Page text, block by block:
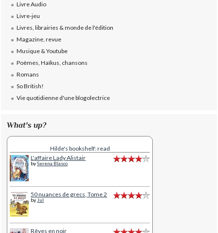
Livre Audio
Livre-jeu
Livres, librairies & monde de l'édition
Magazine, revue
Musique & Youtube
Poèmes, Haïkus, chansons
Romans
So British!
Vie quotidienne d'une blogolectrice
What's up?
Hilde's bookshelf: read
L'affaire Lady Alistair
bySerena Blasco
50 nuances de grecs, Tome 2
byJul
Rêves en noir